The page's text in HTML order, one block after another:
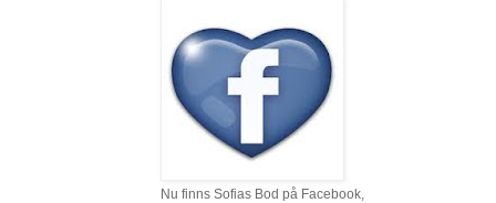
Nu finns Sofias Bod på Facebook,